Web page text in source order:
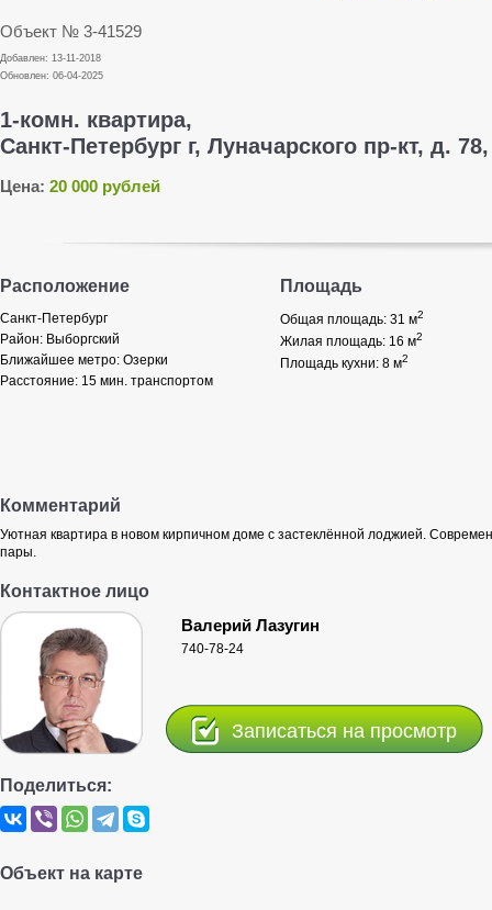
Объект № 3-41529
Добавлен: 13-11-2018
Обновлен: 06-04-2025
1-комн. квартира,
Санкт-Петербург г, Луначарского пр-кт, д.
Цена: 20 000 рублей
Расположение
Санкт-Петербург
Район: Выборгский
Ближайшее метро: Озерки
Расстояние: 15 мин. транспортом
Площадь
Общая площадь: 31 м2
Жилая площадь: 16 м2
Площадь кухни: 8 м2
Комментарий
Уютная квартира в новом кирпичном доме с застеклённой лоджией.
пары.
Контактное лицо
Валерий Лазугин
740-78-24
Записаться на просмотр
Поделиться:
Объект на карте